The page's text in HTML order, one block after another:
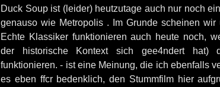
Duck Soup ist (leider) heutzutage auch nur noch
genauso wie Metropolis . Im Grunde scheinen
Echte Klassiker funktionieren auch heute noch,
der historische Kontext sich gee4ndert hat)
funktionieren. - ist eine Meinung, die ich ebenfalls
es eben ffcr bedenklich, den Stummfilm hier